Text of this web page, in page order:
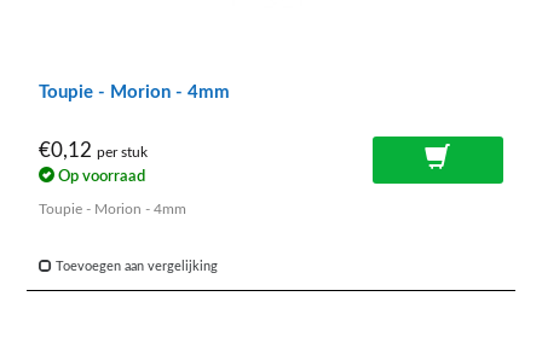
Toupie - Morion - 4mm
€0,12 per stuk
Op voorraad
Toupie - Morion - 4mm
Toevoegen aan vergelijking